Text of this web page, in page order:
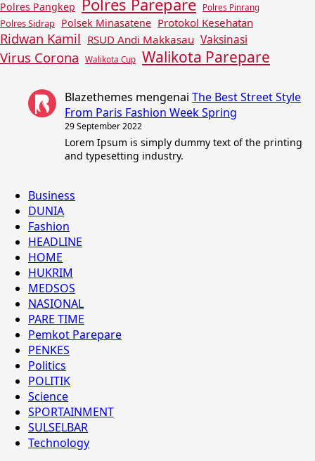
Polres Pangkep Polres Parepare Polres Pinrang
Polres Sidrap Polsek Minasatene Protokol Kesehatan
Ridwan Kamil RSUD Andi Makkasau Vaksinasi
Virus Corona Walikota Cup Walikota Parepare
Blazethemes mengenai The Best Street Style
From Paris Fashion Week Spring
29 September 2022
Lorem Ipsum is simply dummy text of the printing
and typesetting industry.
Business
DUNIA
Fashion
HEADLINE
HOME
HUKRIM
MEDSOS
NASIONAL
PARE TIME
Pemkot Parepare
PENKES
Politics
POLITIK
Science
SPORTAINMENT
SULSELBAR
Technology